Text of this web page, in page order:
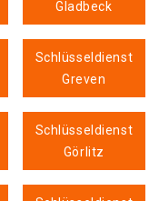
Gladbeck
Schlüsseldienst
Greven
Schlüsseldienst
Görlitz